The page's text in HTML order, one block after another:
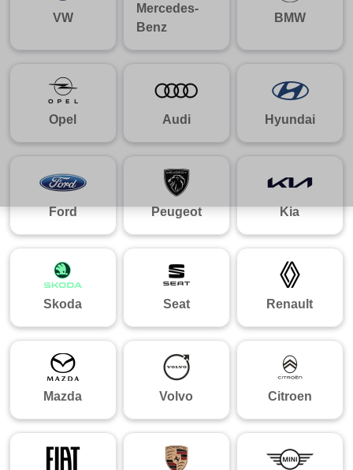
VW
Mercedes-
Benz
BMW
Opel Audi Hyundai
Ford Peugeot Kia
Skoda Seat Renault
Mazda Volvo Citroen